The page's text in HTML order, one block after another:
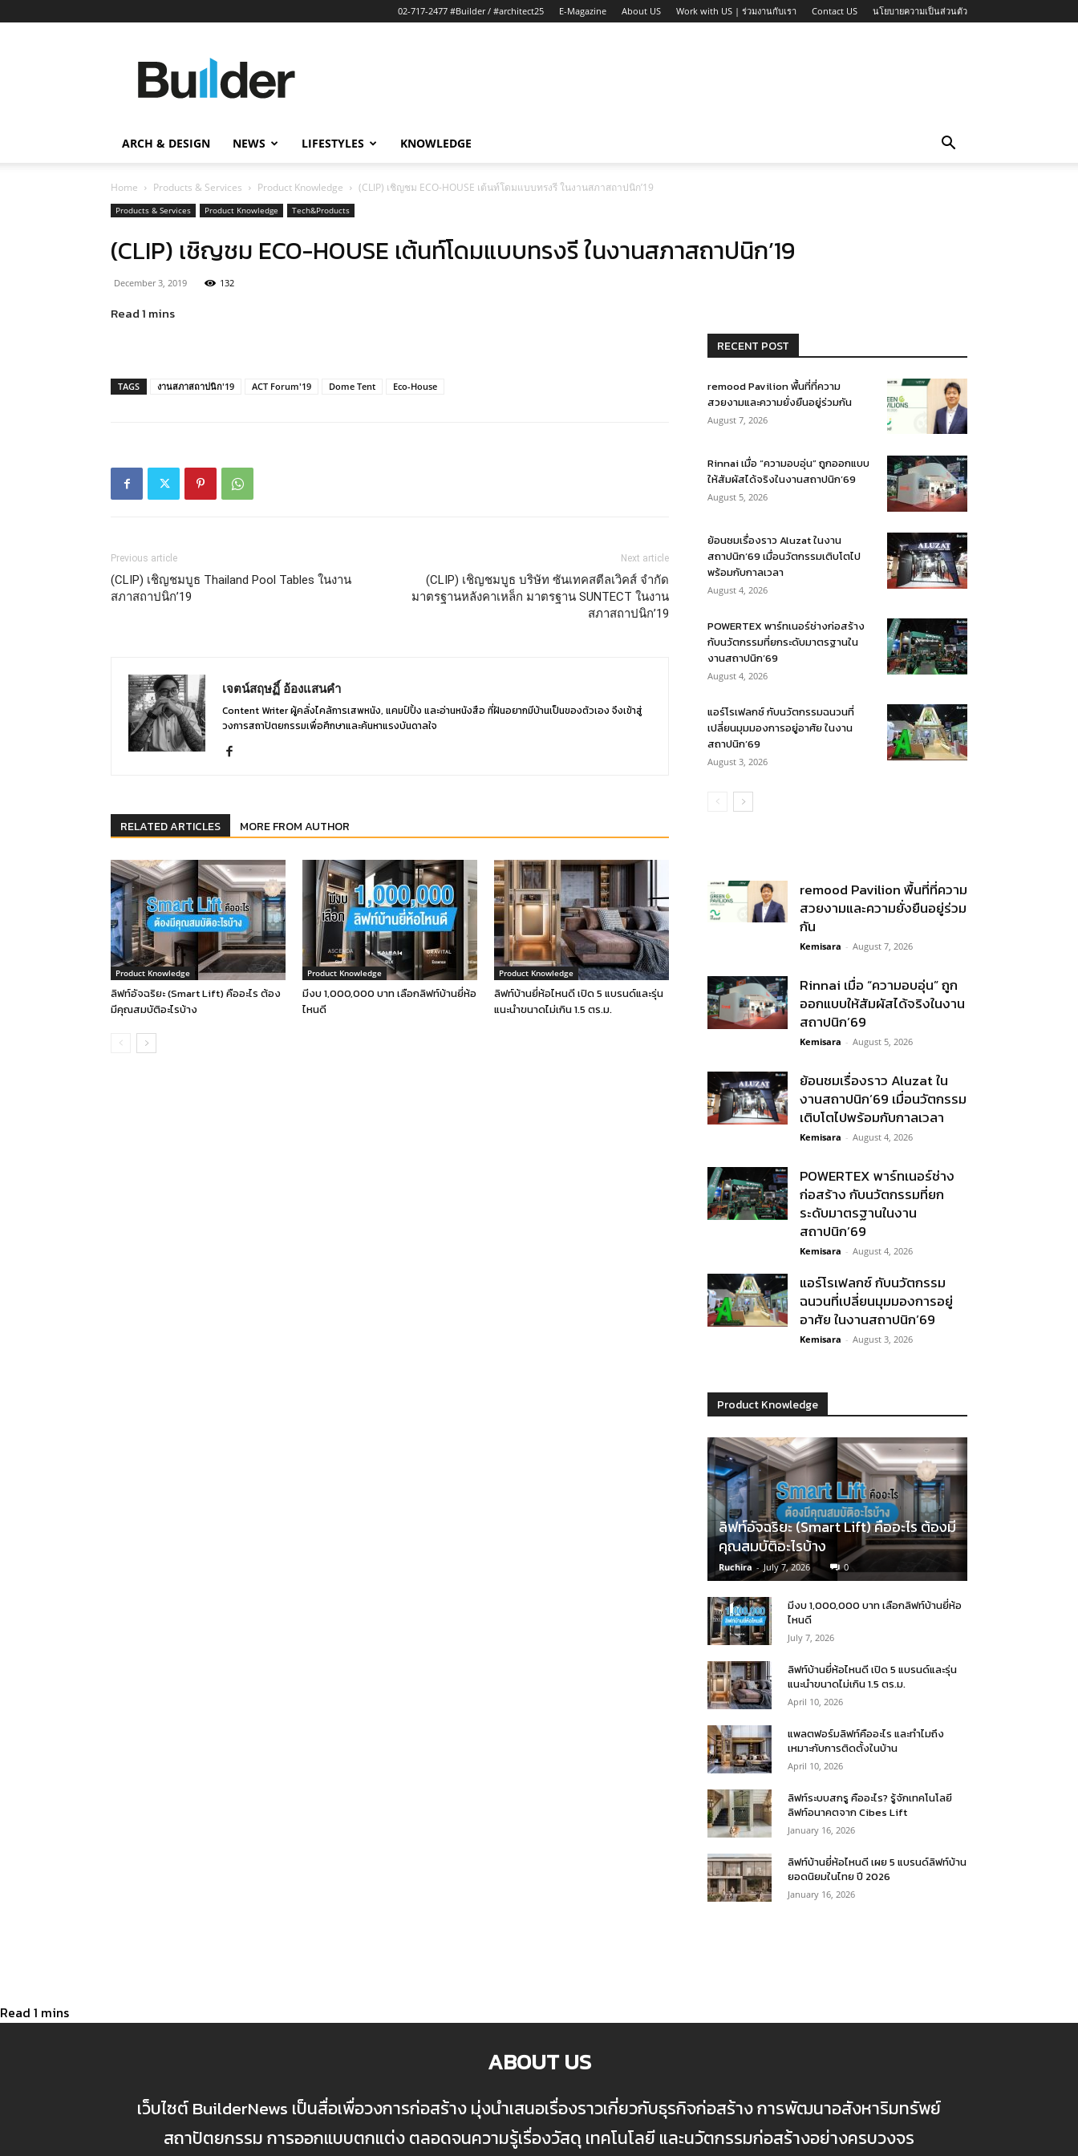
02-717-2477 #Builder / #architect25 E-Magazine About US Work with US | ร่วมงานกับเรา Contact US นโยบายความเป็นส่วนตัว
ข่าว
ก่อสร้าง
ARCH & DESIGN NEWS LIFESTYLES KNOWLEDGE
Home Products & Services Product Knowledge (CLIP) เชิญชม ECO-HOUSE เต้นท์โดมแบบทรงรี ในงานสภาสถาปนิก’19
Products & Services Product Knowledge Tech&Products
(CLIP) เชิญชม ECO-HOUSE เต้นท์โดมแบบทรงรี ในงานสภาสถาปนิก’19
December 3, 2019 132
TAGS งานสภาสถาปนิก'19 ACT Forum'19 Dome Tent Eco-House
Previous article
(CLIP) เชิญชมบูธ Thailand Pool Tables ในงาน
สภาสถาปนิก’19
Next article
(CLIP) เชิญชมบูธ บริษัท ซันเทคสตีลเวิคส์ จำกัด
มาตรฐานหลังคาเหล็ก มาตรฐาน SUNTECT ในงาน
สภาสถาปนิก’19
เจตน์สฤษฏิ์ อ้องแสนคำ
Content Writer ผู้คลั่งไคล้การเสพหนัง, แคมป์ปิ้ง และอ่านหนังสือ ที่ฝันอยากมีบ้านเป็นของตัวเอง จึงเข้าสู่
วงการสถาปัตยกรรมเพื่อศึกษาและค้นหาแรงบันดาลใจ
RELATED ARTICLES MORE FROM AUTHOR
Product Knowledge
ลิฟท์อัจฉริยะ (Smart Lift) คืออะไร ต้อง
มีคุณสมบัติอะไรบ้าง
Product Knowledge
มีงบ 1,000,000 บาท เลือกลิฟท์บ้านยี่ห้อ
ไหนดี
Product Knowledge
ลิฟท์บ้านยี่ห้อไหนดี เปิด 5 แบรนด์และรุ่น
แนะนำขนาดไม่เกิน 1.5 ตร.ม.
RECENT POST
remood Pavilion พื้นที่ที่ความ
สวยงามและความยั่งยืนอยู่ร่วมกัน
August 7, 2026
Rinnai เมื่อ “ความอบอุ่น” ถูกออกแบบ
ให้สัมผัสได้จริงในงานสถาปนิก’69
August 5, 2026
ย้อนชมเรื่องราว Aluzat ในงาน
สถาปนิก’69 เมื่อนวัตกรรมเติบโตไป
พร้อมกับกาลเวลา
August 4, 2026
POWERTEX พาร์ทเนอร์ช่างก่อสร้าง
กับนวัตกรรมที่ยกระดับมาตรฐานใน
งานสถาปนิก’69
August 4, 2026
แอร์โรเฟลกซ์ กับนวัตกรรมฉนวนที่
เปลี่ยนมุมมองการอยู่อาศัย ในงาน
สถาปนิก’69
August 3, 2026
remood Pavilion พื้นที่ที่ความ
สวยงามและความยั่งยืนอยู่ร่วม
กัน
Kemisara - August 7, 2026
Rinnai เมื่อ “ความอบอุ่น” ถูก
ออกแบบให้สัมผัสได้จริงในงาน
สถาปนิก’69
Kemisara - August 5, 2026
ย้อนชมเรื่องราว Aluzat ใน
งานสถาปนิก’69 เมื่อนวัตกรรม
เติบโตไปพร้อมกับกาลเวลา
Kemisara - August 4, 2026
POWERTEX พาร์ทเนอร์ช่าง
ก่อสร้าง กับนวัตกรรมที่ยก
ระดับมาตรฐานในงาน
สถาปนิก’69
Kemisara - August 4, 2026
แอร์โรเฟลกซ์ กับนวัตกรรม
ฉนวนที่เปลี่ยนมุมมองการอยู่
อาศัย ในงานสถาปนิก’69
Kemisara - August 3, 2026
Product Knowledge
ลิฟท์อัจฉริยะ (Smart Lift) คืออะไร ต้องมี
คุณสมบัติอะไรบ้าง
Ruchira - July 7, 2026 0
มีงบ 1,000,000 บาท เลือกลิฟท์บ้านยี่ห้อ
ไหนดี
July 7, 2026
ลิฟท์บ้านยี่ห้อไหนดี เปิด 5 แบรนด์และรุ่น
แนะนำขนาดไม่เกิน 1.5 ตร.ม.
April 10, 2026
แพลตฟอร์มลิฟท์คืออะไร และทำไมถึง
เหมาะกับการติดตั้งในบ้าน
April 10, 2026
ลิฟท์ระบบสกรู คืออะไร? รู้จักเทคโนโลยี
ลิฟท์อนาคตจาก Cibes Lift
January 16, 2026
ลิฟท์บ้านยี่ห้อไหนดี เผย 5 แบรนด์ลิฟท์บ้าน
ยอดนิยมในไทย ปี 2026
January 16, 2026
ABOUT US
เว็บไซต์ BuilderNews เป็นสื่อเพื่อวงการก่อสร้าง มุ่งนำเสนอเรื่องราวเกี่ยวกับธุรกิจก่อสร้าง การพัฒนาอสังหาริมทรัพย์
สถาปัตยกรรม การออกแบบตกแต่ง ตลอดจนความรู้เรื่องวัสดุ เทคโนโลยี และนวัตกรรมก่อสร้างอย่างครบวงจร